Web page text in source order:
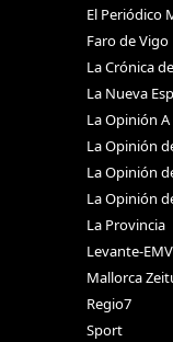
El Periódico
Faro de Vigo
La Crónica
La Nueva
La Opinión
La Opinión
La Opinión
La Opinión
La Provincia
Levante-EMV
Mallorca
Regio7
Sport